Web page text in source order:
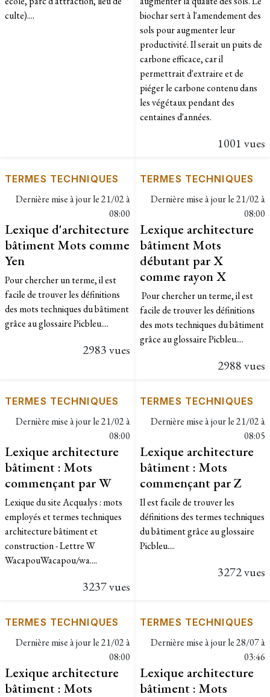
culte)....
biochar sert à l'amendement des
sols pour augmenter leur
productivité. Il serait un puits de
carbone efficace, car il
permettrait d'extraire et de
piéger le carbone contenu dans
les végétaux pendant des
centaines d'années.
1001 vues
TERMES TECHNIQUES
Dernière mise à jour le21/02 à
08:00
Lexique d'architecture
bâtiment Mots comme
Yen
Pour chercher un terme, il est
facile de trouver les définitions
des mots techniques du bâtiment
grâce au glossaire Picbleu....
2983 vues
TERMES TECHNIQUES
Dernière mise à jour le21/02 à
08:00
Lexique architecture
bâtiment Mots
débutant par X
comme rayon X
Pour chercher un terme, il est
facile de trouver les définitions
des mots techniques du bâtiment
grâce au glossaire Picbleu....
2988 vues
TERMES TECHNIQUES
Dernière mise à jour le21/02 à
08:00
Lexique architecture
bâtiment : Mots
commençant par W
Lexique du site Acqualys : mots
employés et termes techniques
architecture bâtiment et
construction - Lettre W ​
WacapouWacapou/wa....
3237 vues
TERMES TECHNIQUES
Dernière mise à jour le21/02 à
08:05
Lexique architecture
bâtiment : Mots
commençant par Z
Il est facile de trouver les
définitions des termes techniques
du bâtiment grâce au glossaire
Picbleu....
3272 vues
TERMES TECHNIQUES
Dernière mise à jour le21/02 à
08:00
Lexique architecture
bâtiment : Mots
TERMES TECHNIQUES
Dernière mise à jour le28/07 à
03:46
Lexique architecture
bâtiment : Mots